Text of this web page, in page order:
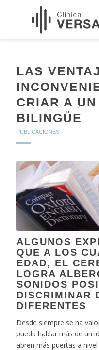
LAS
CRIAR A
BILINGÜE
PUBLICACIONES
ALGUNOS
QUE A LOS
EDAD, EL
LOGRA
SONIDOS
DISCRIMINAR
DIFERENTES
Desde siempre se ha
pueda hablar más de un
abren más puertas a